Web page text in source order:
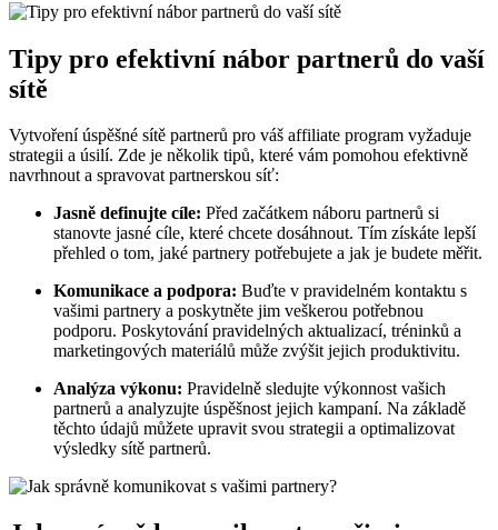
Tipy pro efektivní nábor partnerů do vaší
sítě
Vytvoření úspěšné sítě partnerů pro váš affiliate program vyžaduje
strategii a úsilí. Zde je několik tipů, které vám pomohou efektivně
navrhnout a spravovat partnerskou síť:
Jasně definujte cíle: Před začátkem náboru partnerů si
stanovte jasné cíle, které chcete dosáhnout. Tím získáte lepší
přehled o tom, jaké partnery potřebujete a jak je budete měřit.
Komunikace a podpora: Buďte v pravidelném kontaktu s
vašimi partnery a poskytněte jim veškerou potřebnou
podporu. Poskytování pravidelných aktualizací, tréninků a
marketingových materiálů může zvýšit jejich produktivitu.
Analýza výkonu: Pravidelně sledujte výkonnost vašich
partnerů a analyzujte úspěšnost jejich kampaní. Na základě
těchto údajů můžete upravit svou strategii a optimalizovat
výsledky sítě partnerů.